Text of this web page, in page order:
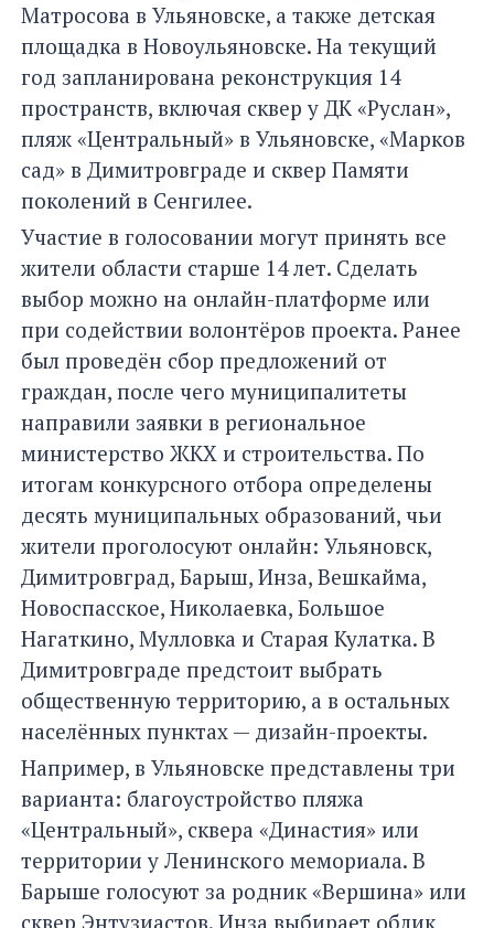
Матросова в Ульяновске, а также детская
площадка в Новоульяновске. На текущий
год запланирована реконструкция 14
пространств, включая сквер у ДК «Руслан»,
пляж «Центральный» в Ульяновске, «Марков
сад» в Димитровграде и сквер Памяти
поколений в Сенгилее.
Участие в голосовании могут принять все
жители области старше 14 лет. Сделать
выбор можно на онлайн-платформе или
при содействии волонтёров проекта. Ранее
был проведён сбор предложений от
граждан, после чего муниципалитеты
направили заявки в региональное
министерство ЖКХ и строительства. По
итогам конкурсного отбора определены
десять муниципальных образований, чьи
жители проголосуют онлайн: Ульяновск,
Димитровград, Барыш, Инза, Вешкайма,
Новоспасское, Николаевка, Большое
Нагаткино, Мулловка и Старая Кулатка. В
Димитровграде предстоит выбрать
общественную территорию, а в остальных
населённых пунктах — дизайн-проекты.
Например, в Ульяновске представлены три
варианта: благоустройство пляжа
«Центральный», сквера «Династия» или
территории у Ленинского мемориала. В
Барыше голосуют за родник «Вершина» или
сквер Энтузиастов. Инза выбирает облик